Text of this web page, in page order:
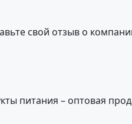
свой отзыв о
питания – оптовая